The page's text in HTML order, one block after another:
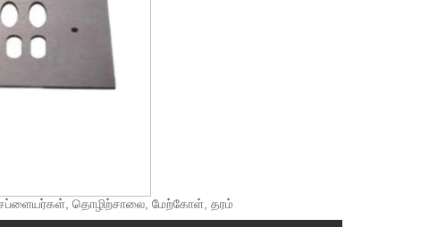
சப்ளையர்கள், தொழிற்சாலை, மேற்கோள், தரம்